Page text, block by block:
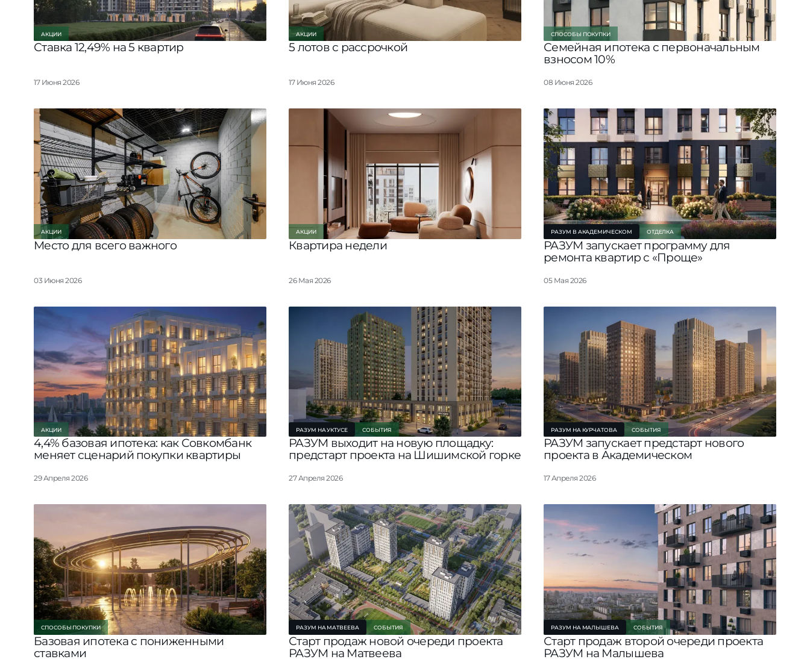
АКЦИИ
Ставка 12,49% на 5 квартир
17 Июня 2026
АКЦИИ
5 лотов с рассрочкой
17 Июня 2026
СПОСОБЫ ПОКУПКИ
Семейная ипотека с первоначальным
взносом 10%
08 Июня 2026
АКЦИИ
Место для всего важного
03 Июня 2026
АКЦИИ
Квартира недели
26 Мая 2026
РАЗУМ В АКАДЕМИЧЕСКОМ ОТДЕЛКА
РАЗУМ запускает программу для
ремонта квартир с «Проще»
05 Мая 2026
АКЦИИ
4,4% базовая ипотека: как Совкомбанк
меняет сценарий покупки квартиры
29 Апреля 2026
РАЗУМ НА УКТУСЕ СОБЫТИЯ
РАЗУМ выходит на новую площадку:
предстарт проекта на Шишимской горке
27 Апреля 2026
РАЗУМ НА КУРЧАТОВА СОБЫТИЯ
РАЗУМ запускает предстарт нового
проекта в Академическом
17 Апреля 2026
СПОСОБЫ ПОКУПКИ
Базовая ипотека с пониженными
ставками
РАЗУМ НА МАТВЕЕВА СОБЫТИЯ
Старт продаж новой очереди проекта
РАЗУМ на Матвеева
РАЗУМ НА МАЛЫШЕВА СОБЫТИЯ
Старт продаж второй очереди проекта
РАЗУМ на Малышева